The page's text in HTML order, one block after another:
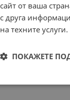
сайт от ваша
с друга
на техните услуги.
ПОКАЖЕТЕ